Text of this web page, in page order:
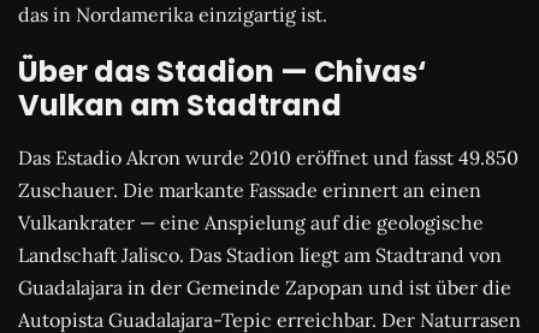
das in Nordamerika einzigartig ist.
Über das Stadion — Chivas‘
Vulkan am Stadtrand
Das Estadio Akron wurde 2010 eröffnet und fasst 49.850
Zuschauer. Die markante Fassade erinnert an einen
Vulkankrater — eine Anspielung auf die geologische
Landschaft Jalisco. Das Stadion liegt am Stadtrand von
Guadalajara in der Gemeinde Zapopan und ist über die
Autopista Guadalajara-Tepic erreichbar. Der Naturrasen